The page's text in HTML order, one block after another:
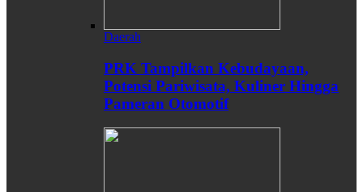
Daerah
PRK Tampilkan Kebudayaan,
Potensi Pariwisata, Kuliner Hingga
Pameran Otomotif